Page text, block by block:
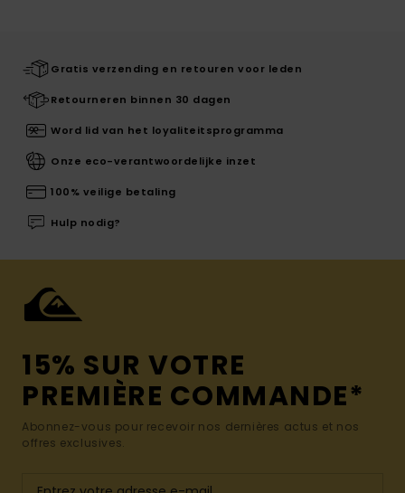
Gratis verzending en retouren voor leden
Retourneren binnen 30 dagen
Word lid van het loyaliteitsprogramma
Onze eco-verantwoordelijke inzet
100% veilige betaling
Hulp nodig?
15% SUR VOTRE
PREMIÈRE COMMANDE*
Abonnez-vous pour recevoir nos dernières actus et nos
offres exclusives.